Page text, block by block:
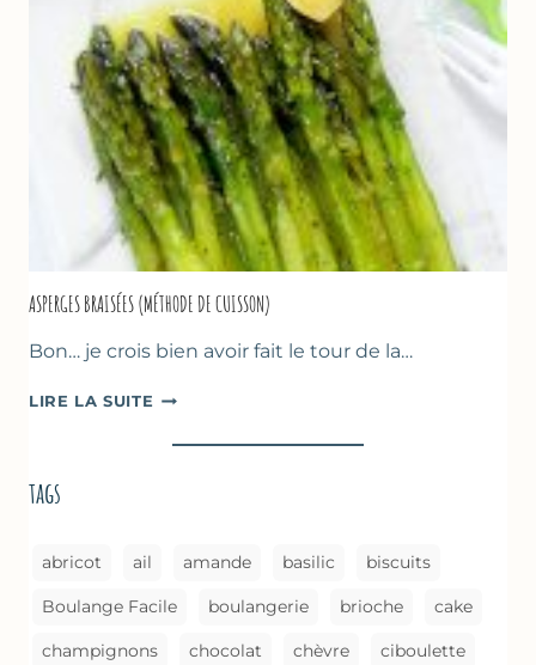
&
FRUITS
ROUGES
ASPERGES BRAISÉES (MÉTHODE DE CUISSON)
Bon… je crois bien avoir fait le tour de la…
LIRE LA SUITE ASPERGES
(MÉTHODE
tags
abricot ail amande basilic biscuits
Boulange Facile boulangerie brioche cake
champignons chocolat chèvre ciboulette